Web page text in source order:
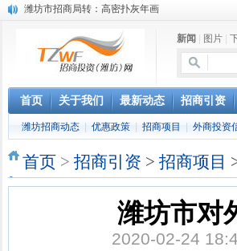
潍坊市招商局转：高密扑灰年画
昌乐大项目“拔节生长”赋能高质量发展
潍坊市招商局转：潍坊港入选国家级5G工厂
潍坊招商局转：潍坊的冬日“秋景”
潍坊招商局转：潍坊历史名人--燕肃
香港上市公司投资信息
第三届全球数字贸易博览会在浙江杭州开幕
新闻 图片
首页 关于我们 最新动态 招商引资
潍坊招商动态 优惠政策 招商项目 外商投资
首页 > 招商引资 > 招商项目
潍坊市对
2020-02-24